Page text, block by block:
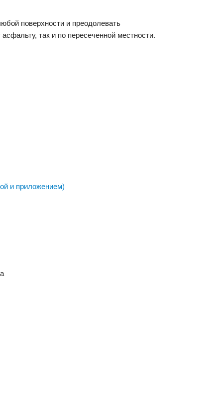
поверхности и преодолевать
так и по пересеченной местности.
и приложением)